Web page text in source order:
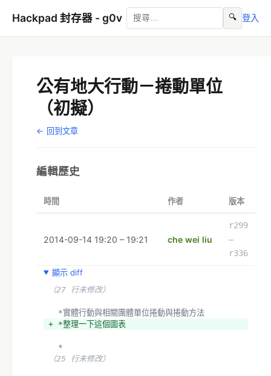
Hackpad 封存器 - g0v 🔍 登入
公有地大行動－捲動單位
（初擬）
← 回到文章
編輯歷史
時間 作者 版本
2014-09-14 19:20 – 19:21 che wei liu
r299
–
r336
顯示 diff
（27 行未修改）
  *實體行動與相關團體單位捲動與捲動方法
+ *整理一下這個圖表
  *
（25 行未修改）